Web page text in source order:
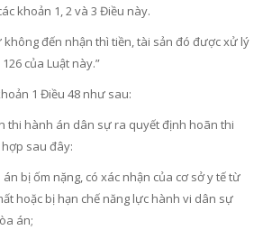
khoản 1, 2 và 3 Điều này.
đến nhận thì tiền, tài sản đó được xử lý
của Luật này.”
1 Điều 48 như sau:
thi hành án dân sự ra quyết định hoãn thi
sau đây:
bị ốm nặng, có xác nhận của cơ sở y tế từ
hoặc bị hạn chế năng lực hành vi dân sự
án;